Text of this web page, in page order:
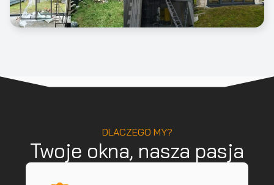
DLACZEGO MY?
Twoje okna, nasza pasja